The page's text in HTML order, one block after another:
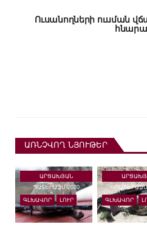
Ուսանողների ուսման
ԱՌՆՉՎՈՂ ՆՅՈՒԹԵՐ
ԱՐՑԱԽՅԱՆ
ՊԱՏԵՐԱԶՄ-2020
ԳԼԽԱՎՈՐ ԼՈՒՐ ԳԼԽԱՎՈՐ